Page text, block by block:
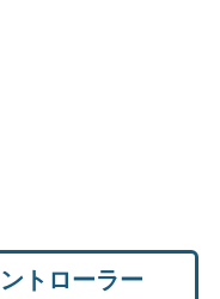
トローラー